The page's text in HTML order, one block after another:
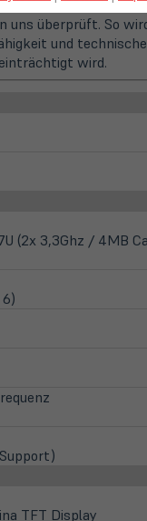
mit
uns überprüft. So
und
wird.
(2x 3,3Ghz / 4MB
TFT Display